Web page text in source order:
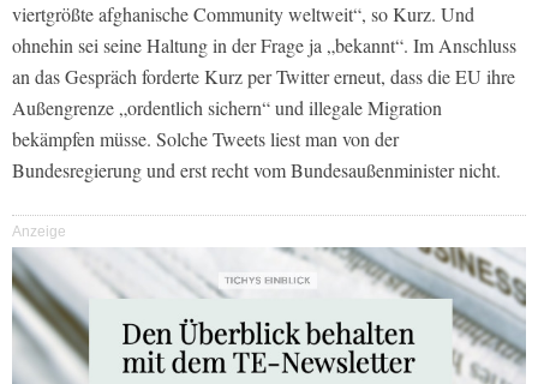
viertgrößte afghanische Community weltweit“, so Kurz. Und
ohnehin sei seine Haltung in der Frage ja „bekannt“. Im Anschluss
an das Gespräch forderte Kurz per Twitter erneut, dass die EU ihre
Außengrenze „ordentlich sichern“ und illegale Migration
bekämpfen müsse. Solche Tweets liest man von der
Bundesregierung und erst recht vom Bundesaußenminister nicht.
Anzeige